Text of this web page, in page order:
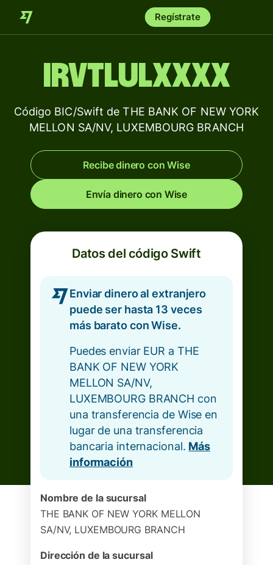
Regístrate
IRVTLULXXXX
Código BIC/Swift de THE BANK OF NEW YORK
MELLON SA/NV, LUXEMBOURG BRANCH
Recibe dinero con Wise
Envía dinero con Wise
Datos del código Swift
Enviar dinero al extranjero
puede ser hasta 13 veces
más barato con Wise.
Puedes enviar EUR a THE
BANK OF NEW YORK
MELLON SA/NV,
LUXEMBOURG BRANCH con
una transferencia de Wise en
lugar de una transferencia
bancaria internacional. Más
información
Nombre de la sucursal
THE BANK OF NEW YORK MELLON
SA/NV, LUXEMBOURG BRANCH
Dirección de la sucursal